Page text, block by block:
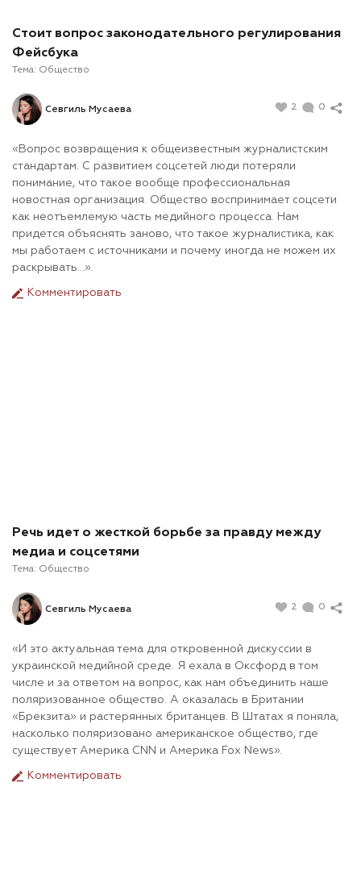
Стоит вопрос законодательного регулирования
Фейсбука
Тема: Общество
Севгиль Мусаева 2 0
«Вопрос возвращения к общеизвестным журналистским
стандартам. С развитием соцсетей люди потеряли
понимание, что такое вообще профессиональная
новостная организация. Общество воспринимает соцсети
как неотъемлемую часть медийного процесса. Нам
придется объяснять заново, что такое журналистика, как
мы работаем с источниками и почему иногда не можем их
раскрывать...».
Комментировать
Речь идет о жесткой борьбе за правду между
медиа и соцсетями
Тема: Общество
Севгиль Мусаева 2 0
«И это актуальная тема для откровенной дискуссии в
украинской медийной среде. Я ехала в Оксфорд в том
числе и за ответом на вопрос, как нам объединить наше
поляризованное общество. А оказалась в Британии
«Брекзита» и растерянных британцев. В Штатах я поняла,
насколько поляризовано американское общество, где
существует Америка CNN и Америка Fox News».
Комментировать